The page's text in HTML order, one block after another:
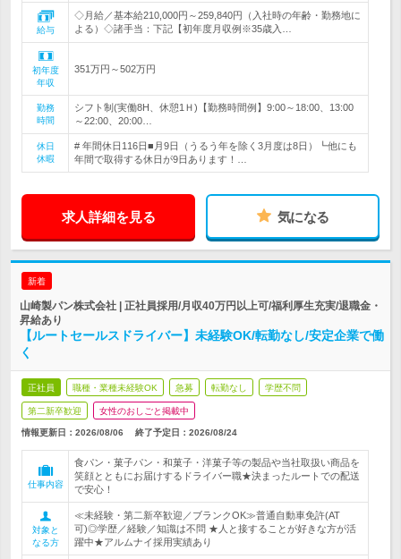
給与
◇月給／基本給210,000円～259,840円（入社時の年齢・勤務地に
よる）◇諸手当：下記【初年度月収例※35歳入…
初年度
年収
351万円～502万円
勤務
時間
シフト制(実働8H、休憩1Ｈ)【勤務時間例】9:00～18:00、13:00
～22:00、20:00…
休日
休暇
# 年間休日116日■月9日（うるう年を除く3月度は8日）┗他にも
年間で取得する休日が9日あります！…
求人詳細を見る 気になる
新着
山崎製パン株式会社 | 正社員採用/月収40万円以上可/福利厚生充実/退職金・
昇給あり
【ルートセールスドライバー】未経験OK/転勤なし/安定企業で働
く
正社員 職種・業種未経験OK 急募 転勤なし 学歴不問
第二新卒歓迎 女性のおしごと掲載中
情報更新日：2026/08/06 終了予定日： 2026/08/24
仕事内容
食パン・菓子パン・和菓子・洋菓子等の製品や当社取扱い商品を
笑顔とともにお届けするドライバー職★決まったルートでの配送
で安心！
対象と
なる方
≪未経験・第二新卒歓迎／ブランクOK≫普通自動車免許(AT
可)◎学歴／経験／知識は不問 ★人と接することが好きな方が活
躍中★アルムナイ採用実績あり